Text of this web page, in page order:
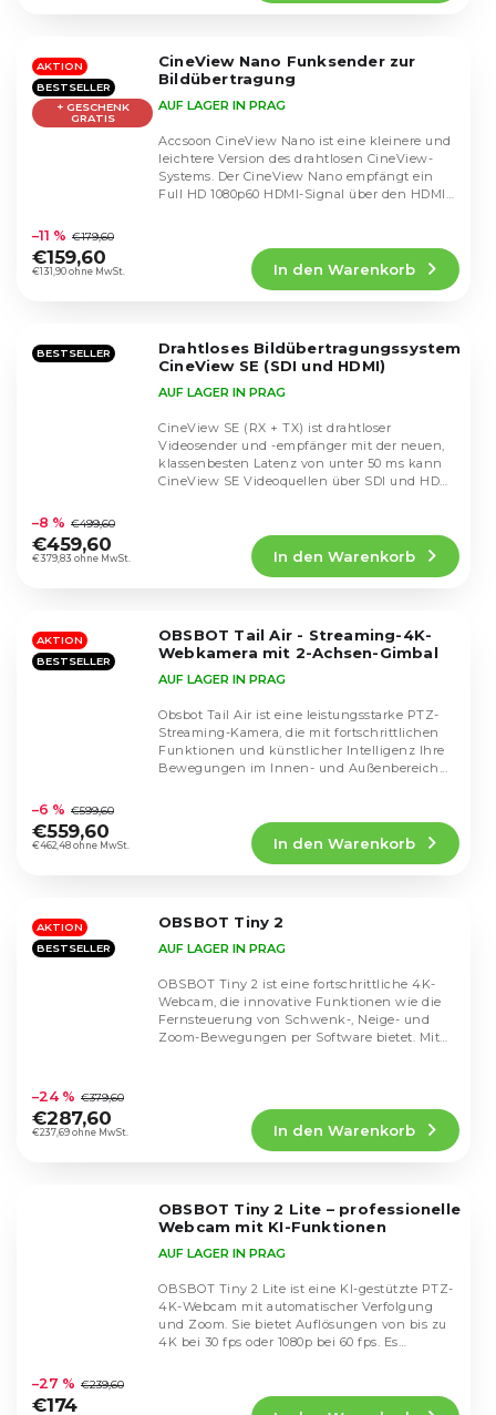
Sternen.
AKTION
BESTSELLER
+ GESCHENK
GRATIS
CineView Nano Funksender zur
Bildübertragung
durchschnittliche
Produktbewertung
ist
Sternen.
AUF LAGER IN PRAG
€131,90 ohne MwSt.
–11 % €179,60
€159,60
In den Warenkorb
Accsoon CineView Nano ist eine kleinere und
leichtere Version des drahtlosen CineView-
Systems. Der CineView Nano empfängt ein
Full HD 1080p60 HDMI-Signal über den HDMI-
BESTSELLER
Drahtloses Bildübertragungssystem
CineView SE (SDI und HDMI)
durchschnittliche
Produktbewertung
ist
Sternen.
AUF LAGER IN PRAG
€379,83 ohne MwSt.
–8 % €499,60
€459,60
In den Warenkorb
CineView SE (RX + TX) ist drahtloser
Videosender und -empfänger mit der neuen,
klassenbesten Latenz von unter 50 ms kann
CineView SE Videoquellen über SDI und HDMI
AKTION
BESTSELLER
OBSBOT Tail Air - Streaming-4K-
Webkamera mit 2-Achsen-Gimbal
durchschnittliche
Produktbewertung
ist
Sternen.
AUF LAGER IN PRAG
€462,48 ohne MwSt.
–6 % €599,60
€559,60
In den Warenkorb
Obsbot Tail Air ist eine leistungsstarke PTZ-
Streaming-Kamera, die mit fortschrittlichen
Funktionen und künstlicher Intelligenz Ihre
Bewegungen im Innen- und Außenbereich...
AKTION
BESTSELLER
OBSBOT Tiny 2
durchschnittliche
Produktbewertung
ist
AUF LAGER IN PRAG
€237,69 ohne MwSt.
–24 % €379,60
€287,60
In den Warenkorb
OBSBOT Tiny 2 ist eine fortschrittliche 4K-
Webcam, die innovative Funktionen wie die
Fernsteuerung von Schwenk-, Neige- und
Zoom-Bewegungen per Software bietet. Mit
OBSBOT Tiny 2 Lite – professionelle
Webcam mit KI-Funktionen
durchschnittliche
Produktbewertung
AUF LAGER IN PRAG
–27 % €239,60
€174
OBSBOT Tiny 2 Lite ist eine KI-gestützte PTZ-
4K-Webcam mit automatischer Verfolgung
und Zoom. Sie bietet Auflösungen von bis zu
4K bei 30 fps oder 1080p bei 60 fps. Es